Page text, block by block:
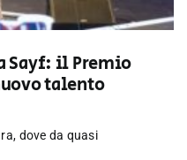
Sayf: il Premio
talento
dove da quasi